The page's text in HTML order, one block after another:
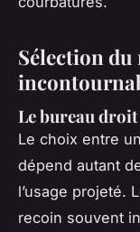
Sélection
Le bureau
Le choix entre
dépend autant
l’usage projeté.
recoin souvent